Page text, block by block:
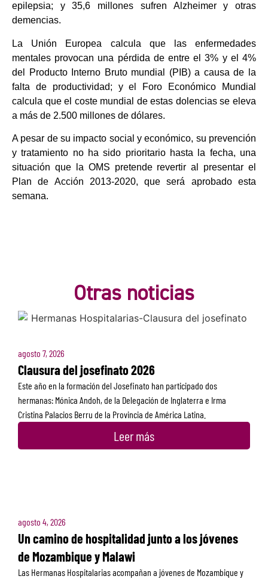
epilepsia; y 35,6 millones sufren Alzheimer y otras
demencias.
La Unión Europea calcula que las enfermedades
mentales provocan una pérdida de entre el 3% y el 4%
del Producto Interno Bruto mundial (PIB) a causa de la
falta de productividad; y el Foro Económico Mundial
calcula que el coste mundial de estas dolencias se eleva
a más de 2.500 millones de dólares.
A pesar de su impacto social y económico, su prevención
y tratamiento no ha sido prioritario hasta la fecha, una
situación que la OMS pretende revertir al presentar el
Plan de Acción 2013-2020, que será aprobado esta
semana.
Otras noticias
agosto 7, 2026
Clausura del josefinato 2026
Este año en la formación del Josefinato han participado dos
hermanas: Mónica Andoh, de la Delegación de Inglaterra e Irma
Cristina Palacios Berru de la Provincia de América Latina.
Leer más
agosto 4, 2026
Un camino de hospitalidad junto a los jóvenes
de Mozambique y Malawi
Las Hermanas Hospitalarias acompañan a jóvenes de Mozambique y